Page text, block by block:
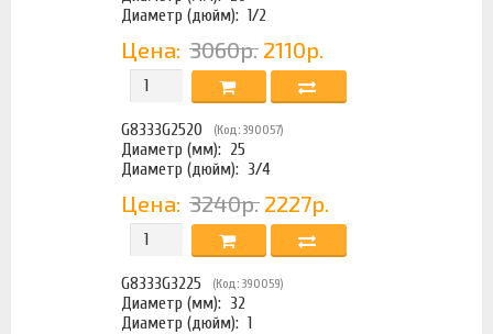
Диаметр (дюйм):1/2
Цена:3060р. 2110р.
G8333G2520 (Код: 390057)
Диаметр (мм): 25
Диаметр (дюйм): 3/4
Цена:3240р. 2227р.
G8333G3225 (Код: 390059)
Диаметр (мм): 32
Диаметр (дюйм):1